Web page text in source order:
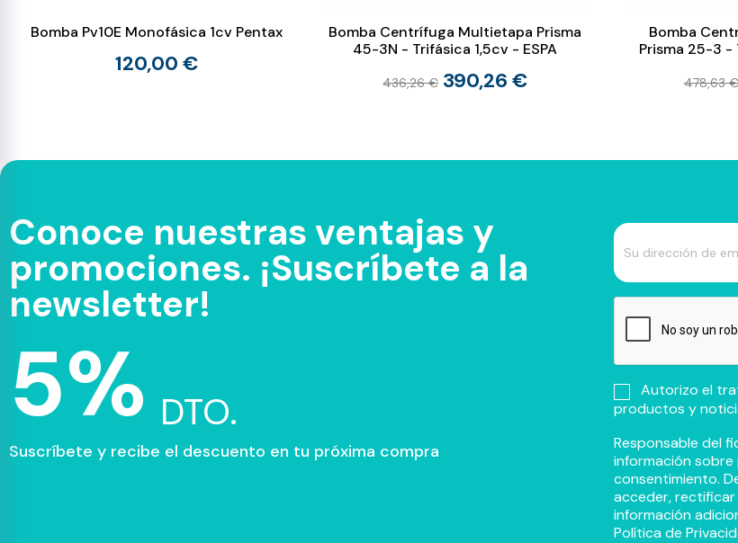
Bomba Pv10E Monofásica 1cv Pentax
120,00 €
Bomba Centrífuga Multietapa Prisma
45-3N - Trifásica 1,5cv - ESPA
436,26 € 390,26 €
Bomba
Prisma 25-3 -
478,63 €
Conoce nuestras ventajas y
promociones. ¡Suscríbete a la
newsletter!
5% DTO.
Suscríbete y recibe el descuento en tu próxima compra
Autorizo el
productos y
Responsable del
información
consentimiento.
acceder, rectificar
información
Política de